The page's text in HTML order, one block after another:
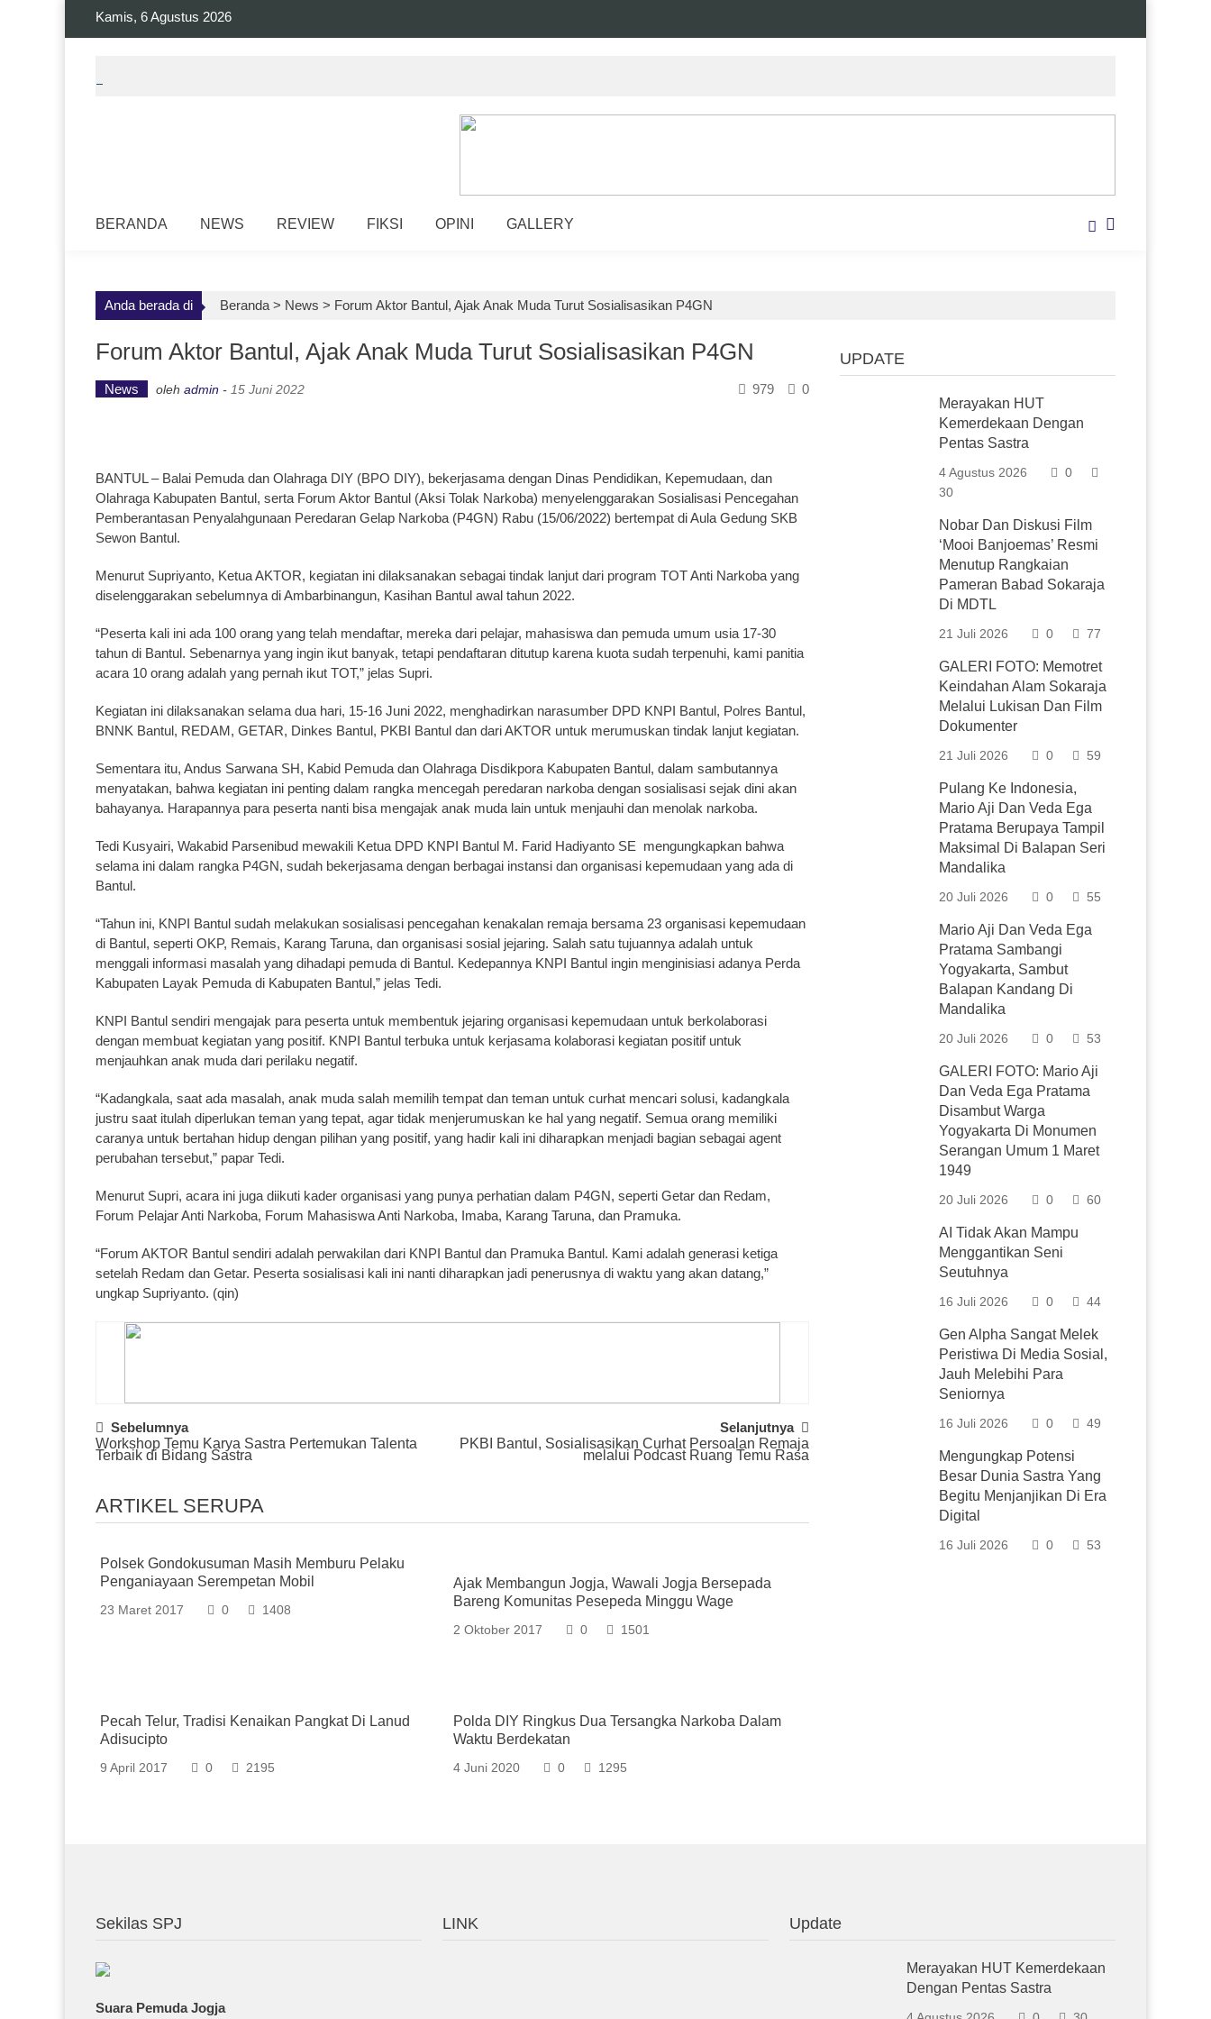
Kamis, 6 Agustus 2026
BERANDA NEWS REVIEW FIKSI OPINI GALLERY
Anda berada di Beranda > News > Forum Aktor Bantul, Ajak Anak Muda Turut Sosialisasikan P4GN
Forum Aktor Bantul, Ajak Anak Muda Turut Sosialisasikan P4GN
News oleh admin - 15 Juni 2022 0
979
BANTUL – Balai Pemuda dan Olahraga DIY (BPO DIY), bekerjasama dengan Dinas Pendidikan, Kepemudaan, dan
Olahraga Kabupaten Bantul, serta Forum Aktor Bantul (Aksi Tolak Narkoba) menyelenggarakan Sosialisasi Pencegahan
Pemberantasan Penyalahgunaan Peredaran Gelap Narkoba (P4GN) Rabu (15/06/2022) bertempat di Aula Gedung SKB
Sewon Bantul.
Menurut Supriyanto, Ketua AKTOR, kegiatan ini dilaksanakan sebagai tindak lanjut dari program TOT Anti Narkoba yang
diselenggarakan sebelumnya di Ambarbinangun, Kasihan Bantul awal tahun 2022.
“Peserta kali ini ada 100 orang yang telah mendaftar, mereka dari pelajar, mahasiswa dan pemuda umum usia 17-30
tahun di Bantul. Sebenarnya yang ingin ikut banyak, tetapi pendaftaran ditutup karena kuota sudah terpenuhi, kami panitia
acara 10 orang adalah yang pernah ikut TOT,” jelas Supri.
Kegiatan ini dilaksanakan selama dua hari, 15-16 Juni 2022, menghadirkan narasumber DPD KNPI Bantul, Polres Bantul,
BNNK Bantul, REDAM, GETAR, Dinkes Bantul, PKBI Bantul dan dari AKTOR untuk merumuskan tindak lanjut kegiatan.
Sementara itu, Andus Sarwana SH, Kabid Pemuda dan Olahraga Disdikpora Kabupaten Bantul, dalam sambutannya
menyatakan, bahwa kegiatan ini penting dalam rangka mencegah peredaran narkoba dengan sosialisasi sejak dini akan
bahayanya. Harapannya para peserta nanti bisa mengajak anak muda lain untuk menjauhi dan menolak narkoba.
Tedi Kusyairi, Wakabid Parsenibud mewakili Ketua DPD KNPI Bantul M. Farid Hadiyanto SE mengungkapkan bahwa
selama ini dalam rangka P4GN, sudah bekerjasama dengan berbagai instansi dan organisasi kepemudaan yang ada di
Bantul.
“Tahun ini, KNPI Bantul sudah melakukan sosialisasi pencegahan kenakalan remaja bersama 23 organisasi kepemudaan
di Bantul, seperti OKP, Remais, Karang Taruna, dan organisasi sosial jejaring. Salah satu tujuannya adalah untuk
menggali informasi masalah yang dihadapi pemuda di Bantul. Kedepannya KNPI Bantul ingin menginisiasi adanya Perda
Kabupaten Layak Pemuda di Kabupaten Bantul,” jelas Tedi.
KNPI Bantul sendiri mengajak para peserta untuk membentuk jejaring organisasi kepemudaan untuk berkolaborasi
dengan membuat kegiatan yang positif. KNPI Bantul terbuka untuk kerjasama kolaborasi kegiatan positif untuk
menjauhkan anak muda dari perilaku negatif.
“Kadangkala, saat ada masalah, anak muda salah memilih tempat dan teman untuk curhat mencari solusi, kadangkala
justru saat itulah diperlukan teman yang tepat, agar tidak menjerumuskan ke hal yang negatif. Semua orang memiliki
caranya untuk bertahan hidup dengan pilihan yang positif, yang hadir kali ini diharapkan menjadi bagian sebagai agent
perubahan tersebut,” papar Tedi.
Menurut Supri, acara ini juga diikuti kader organisasi yang punya perhatian dalam P4GN, seperti Getar dan Redam,
Forum Pelajar Anti Narkoba, Forum Mahasiswa Anti Narkoba, Imaba, Karang Taruna, dan Pramuka.
“Forum AKTOR Bantul sendiri adalah perwakilan dari KNPI Bantul dan Pramuka Bantul. Kami adalah generasi ketiga
setelah Redam dan Getar. Peserta sosialisasi kali ini nanti diharapkan jadi penerusnya di waktu yang akan datang,”
ungkap Supriyanto. (qin)
Post
Navigation
Sebelumnya
Workshop Temu Karya Sastra Pertemukan Talenta
Terbaik di Bidang Sastra
Selanjutnya
PKBI Bantul, Sosialisasikan Curhat Persoalan Remaja
melalui Podcast Ruang Temu Rasa
ARTIKEL SERUPA
Polsek Gondokusuman Masih Memburu Pelaku
Penganiayaan Serempetan Mobil
23 Maret 2017 0 1408
Ajak Membangun Jogja, Wawali Jogja Bersepada
Bareng Komunitas Pesepeda Minggu Wage
2 Oktober 2017 0 1501
Pecah Telur, Tradisi Kenaikan Pangkat Di Lanud
Adisucipto
9 April 2017 0 2195
Polda DIY Ringkus Dua Tersangka Narkoba Dalam
Waktu Berdekatan
4 Juni 2020 0 1295
UPDATE
Merayakan HUT
Kemerdekaan Dengan
Pentas Sastra
4 Agustus 2026
0
30
Nobar Dan Diskusi Film
‘Mooi Banjoemas’ Resmi
Menutup Rangkaian
Pameran Babad Sokaraja
Di MDTL
21 Juli 2026 0 77
GALERI FOTO: Memotret
Keindahan Alam Sokaraja
Melalui Lukisan Dan Film
Dokumenter
21 Juli 2026 0 59
Pulang Ke Indonesia,
Mario Aji Dan Veda Ega
Pratama Berupaya Tampil
Maksimal Di Balapan Seri
Mandalika
20 Juli 2026 0 55
Mario Aji Dan Veda Ega
Pratama Sambangi
Yogyakarta, Sambut
Balapan Kandang Di
Mandalika
20 Juli 2026 0 53
GALERI FOTO: Mario Aji
Dan Veda Ega Pratama
Disambut Warga
Yogyakarta Di Monumen
Serangan Umum 1 Maret
1949
20 Juli 2026 0 60
AI Tidak Akan Mampu
Menggantikan Seni
Seutuhnya
16 Juli 2026 0 44
Gen Alpha Sangat Melek
Peristiwa Di Media Sosial,
Jauh Melebihi Para
Seniornya
16 Juli 2026 0 49
Mengungkap Potensi
Besar Dunia Sastra Yang
Begitu Menjanjikan Di Era
Digital
16 Juli 2026 0 53
Sekilas SPJ
Suara Pemuda Jogja
LINK Update
Merayakan HUT Kemerdekaan
Dengan Pentas Sastra